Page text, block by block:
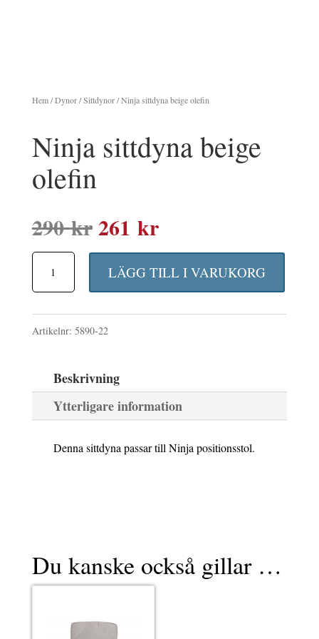
Hem/Dynor/Sittdynor/ Ninja sittdyna beige olefin
Ninja sittdyna beige
olefin
290krDet
ursprungliga
priset
var:
290 kr.
261 krDet
nuvarande
priset
är:
261 kr.
sittdyna
beige
olefin
LÄGG TILL I VARUKORG
Artikelnr: 5890-22
Beskrivning
Ytterligare information
Denna sittdyna passar till Ninja positionsstol.
Du kanske också gillar …